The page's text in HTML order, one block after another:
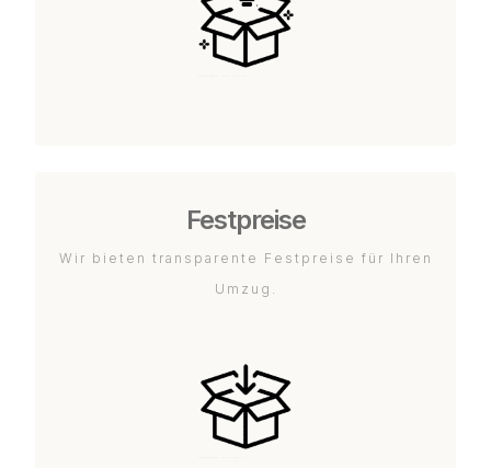
Festpreise
Wir bieten transparente Festpreise für Ihren
Umzug.